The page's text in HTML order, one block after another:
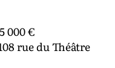
000 €
rue du Théâtre